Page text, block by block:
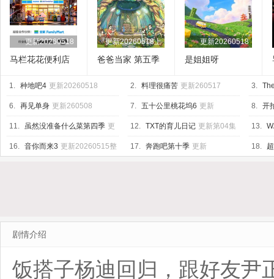
更新20260518
马栏花花便利店
更新20260518上
爸爸当家 第五季
更新20260518
是姐姐呀
1. 种地吧4 更新20260518 2. 料理很痛苦 更新260517 3.
6. 再见单身 更新260508 7. 五十公里桃花坞6 更新
20260518上
8. 开
04集
11. 虽然没准备什么菜第四季 更
新260515
12. TXT的育儿日记 更新第04集 13.
Base
16. 音你而来3 更新20260515整 17. 奔跑吧第十季 更新 18.
剧情介绍
饭搭子杨迪回归，跟好友尹